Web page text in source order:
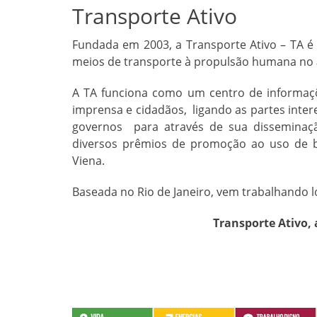
Transporte Ativo
Fundada em 2003, a Transporte Ativo – TA
meios de transporte à propulsão humana
A TA funciona como um centro de
imprensa e cidadãos, ligando as partes
governos para através de sua
diversos prêmios de promoção ao uso de
Viena.
Baseada no Rio de Janeiro, vem
Transporte Ativo,